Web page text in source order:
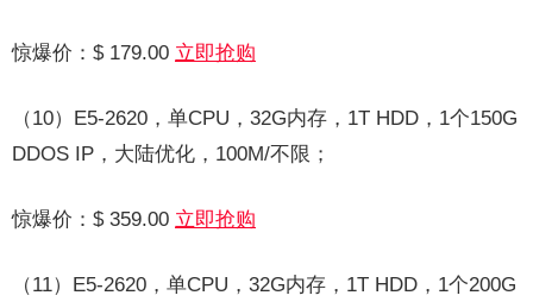
惊爆价：$ 179.00 立即抢购
（10）E5-2620，单CPU，32G内存，1T HDD，1个150G
DDOS IP，大陆优化，100M/不限；
惊爆价：$ 359.00 立即抢购
（11）E5-2620，单CPU，32G内存，1T HDD，1个200G